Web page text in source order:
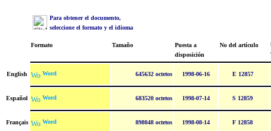
Para obtener el documento,
seleccione el formato y el idioma
Formato Tamaño
Puesta a
disposición
No del artículo
English Word 645632 octetos 1998-06-16 E 12857
Español Word 683520 octetos 1998-07-14 S 12859
Français Word 898048 octetos 1998-08-14 F 12858